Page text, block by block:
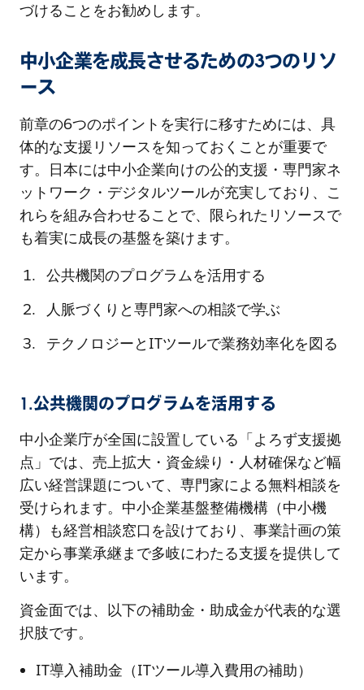
づけることをお勧めします。
中小企業を成長させるための3つのリソ
ース
前章の6つのポイントを実行に移すためには、具
体的な支援リソースを知っておくことが重要で
す。日本には中小企業向けの公的支援・専門家ネ
ットワーク・デジタルツールが充実しており、こ
れらを組み合わせることで、限られたリソースで
も着実に成長の基盤を築けます。
公共機関のプログラムを活用する
人脈づくりと専門家への相談で学ぶ
テクノロジーとITツールで業務効率化を図る
1.公共機関のプログラムを活用する
中小企業庁が全国に設置している「よろず支援拠
点」では、売上拡大・資金繰り・人材確保など幅
広い経営課題について、専門家による無料相談を
受けられます。中小企業基盤整備機構（中小機
構）も経営相談窓口を設けており、事業計画の策
定から事業承継まで多岐にわたる支援を提供して
います。
資金面では、以下の補助金・助成金が代表的な選
択肢です。
IT導入補助金（ITツール導入費用の補助）